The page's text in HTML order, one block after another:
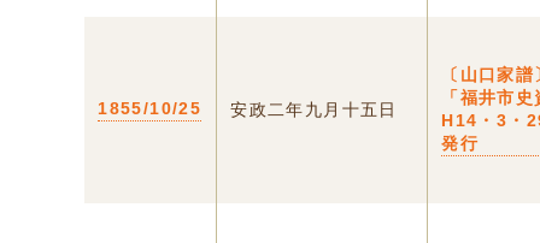
1855/10/25 安政二年九月十五日
〔山口家
「福井市
H14・3・
発行